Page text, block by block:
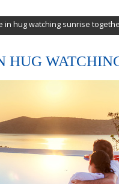
in hug watching sunrise
HUG